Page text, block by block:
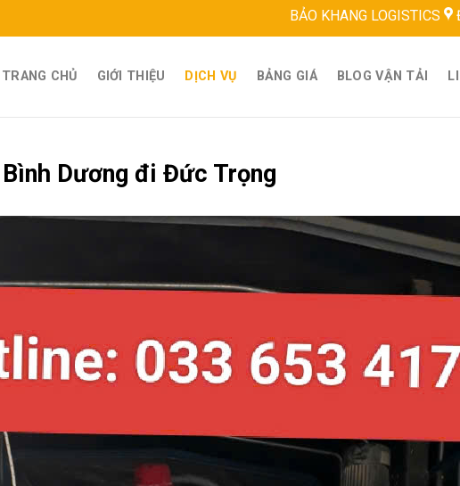
BẢO KHANG LOGISTICS Địa chỉ: 22
TRANG CHỦ GIỚI THIỆU DỊCH VỤ BẢNG GIÁ BLOG VẬN TẢI
Dương đi Đức Trọng